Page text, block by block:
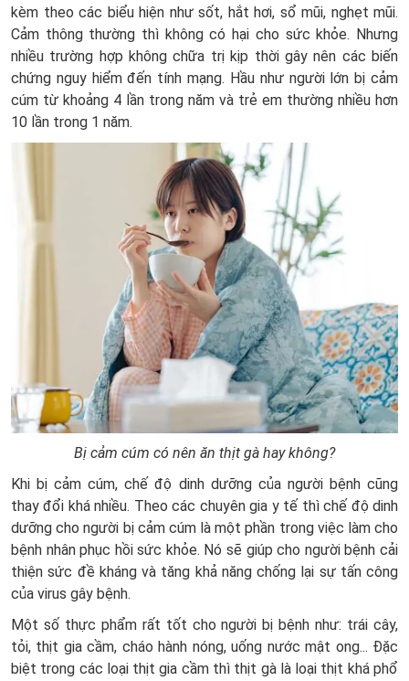
kèm theo các biểu hiện như sốt, hắt hơi, sổ mũi, nghẹt mũi.
Cảm thông thường thì không có hại cho sức khỏe. Nhưng
nhiều trường hợp không chữa trị kịp thời gây nên các biến
chứng nguy hiểm đến tính mạng. Hầu như người lớn bị cảm
cúm từ khoảng 4 lần trong năm và trẻ em thường nhiều hơn
10 lần trong 1 năm.
Bị cảm cúm có nên ăn thịt gà hay không?
Khi bị cảm cúm, chế độ dinh dưỡng của người bệnh cũng
thay đổi khá nhiều. Theo các chuyên gia y tế thì chế độ dinh
dưỡng cho người bị cảm cúm là một phần trong việc làm cho
bệnh nhân phục hồi sức khỏe. Nó sẽ giúp cho người bệnh cải
thiện sức đề kháng và tăng khả năng chống lại sự tấn công
của virus gây bệnh.
Một số thực phẩm rất tốt cho người bị bệnh như: trái cây,
tỏi, thịt gia cầm, cháo hành nóng, uống nước mật ong... Đặc
biệt trong các loại thịt gia cầm thì thịt gà là loại thịt khá phổ